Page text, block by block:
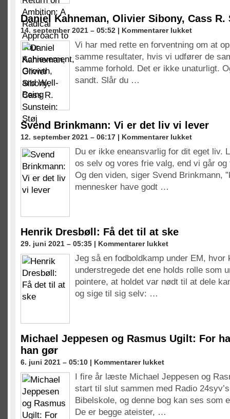
Radical
Approach
to
Achievement,
Growth,
Daniel Kahneman, Olivier Sibony, Cass
14. september 2021 – 05:52 | Kommentarer lukkettil
Kahneman,
Olivier
Sibony,
Vi har med rette en forventning om at
samme resultater, hvis vi udfører de
samme forhold. Det er ikke unaturligt.
sandt. Slår du …
Svend Brinkmann: Vi er det liv vi lever
12. september 2021 – 06:17 | Kommentarer lukkettil
Brinkmann:
Vi
er
Du er ikke eneansvarlig for dit eget liv.
os selv og vores frie valg, end vi går og
Og den viden, siger Svend Brinkmann,
mennesker have godt …
Henrik Dresbøll: Få det til at ske
29. juni 2021 – 05:35 | Kommentarer lukkettil
Dresbøll:
Få
det
Jeg så en fodboldkamp under EM, hvor
understregede det ene holds rolle som
pointere, at holdet var nødt til at dele
og sige til sig selv: …
Michael Jeppesen og Rasmus Ugilt: For
han gør
6. juni 2021 – 05:10 | Kommentarer lukkettil
Jeppesen
og
Rasmus
Ugilt:
For
I fire år læste Michael Jeppesen og
start til slut sammen med Radio
Bibelskole, og denne bog kan ses som
De er begge ateister, …